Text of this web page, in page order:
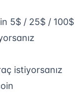
5$ / 25$ / 100$
istiyorsanız